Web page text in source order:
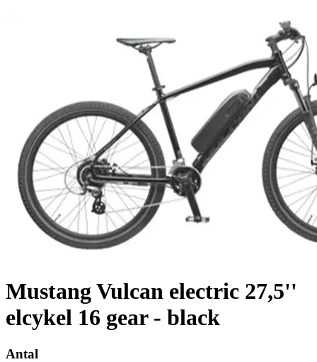
Mustang Vulcan electric 27,5''
elcykel 16 gear - black
Antal